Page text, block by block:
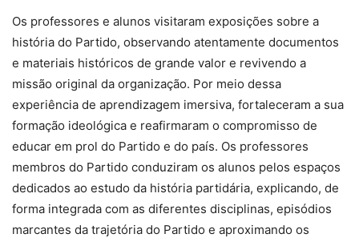
Os professores e alunos visitaram exposições sobre a
história do Partido, observando atentamente documentos
e materiais históricos de grande valor e revivendo a
missão original da organização. Por meio dessa
experiência de aprendizagem imersiva, fortaleceram a sua
formação ideológica e reafirmaram o compromisso de
educar em prol do Partido e do país. Os professores
membros do Partido conduziram os alunos pelos espaços
dedicados ao estudo da história partidária, explicando, de
forma integrada com as diferentes disciplinas, episódios
marcantes da trajetória do Partido e aproximando os